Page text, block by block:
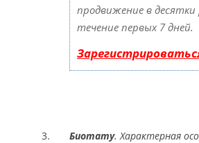
продвижение в
течение первых 7 дней.
Биотату. Характерная